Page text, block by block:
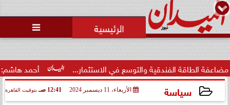

أحمد هاشم: الإعلام الفندقية والتوسع في الاستثمار...
سياسة الأربعاء، 11 ديسمبر 2024 12:41 صـ بتوقيت القاهرة